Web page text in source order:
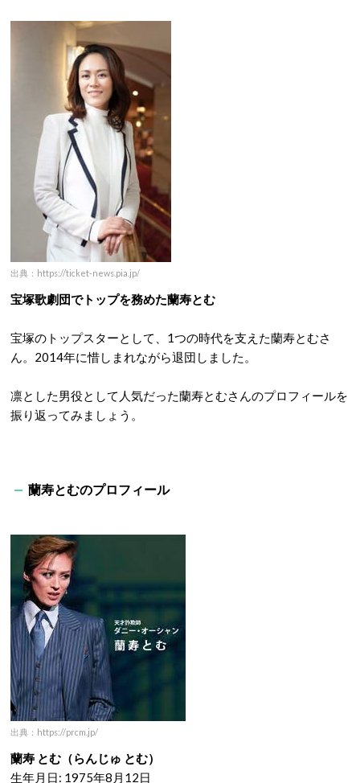
出典：https://ticket-news.pia.jp/
宝塚歌劇団でトップを務めた蘭寿とむ
宝塚のトップスターとして、1つの時代を支えた蘭寿とむさ
ん。2014年に惜しまれながら退団しました。
凛とした男役として人気だった蘭寿とむさんのプロフィールを
振り返ってみましょう。
蘭寿とむのプロフィール
出典：https://prcm.jp/
蘭寿 とむ（らんじゅ とむ）
生年月日: 1975年8月12日